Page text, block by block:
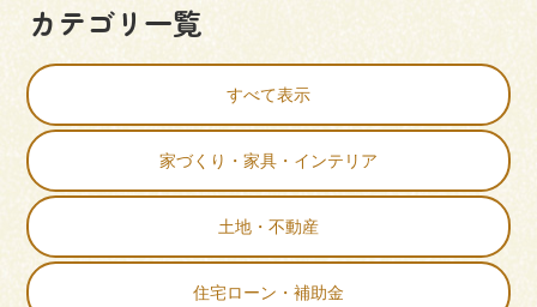
カテゴリ一覧
すべて表示
家づくり・家具・インテリア
土地・不動産
住宅ローン・補助金